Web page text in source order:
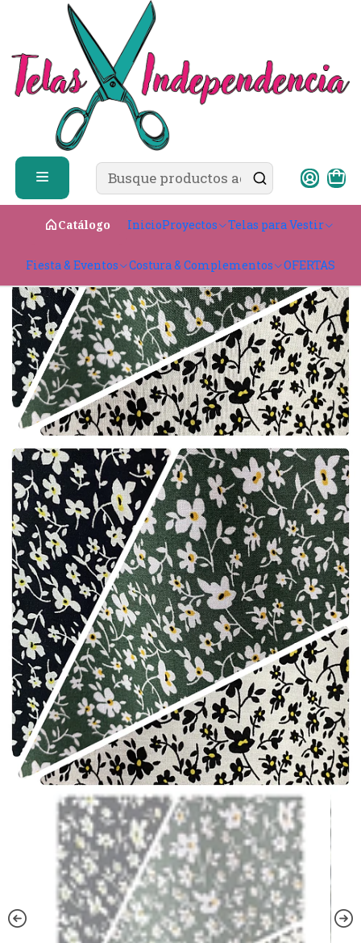
Catálogo InicioProyectos Telas para Vestir
Fiesta & Eventos Costura & Complementos OFERTAS
✨ ¿Cómo comprar?
Telas para Vestir
Viscosa
Viscosa ✨